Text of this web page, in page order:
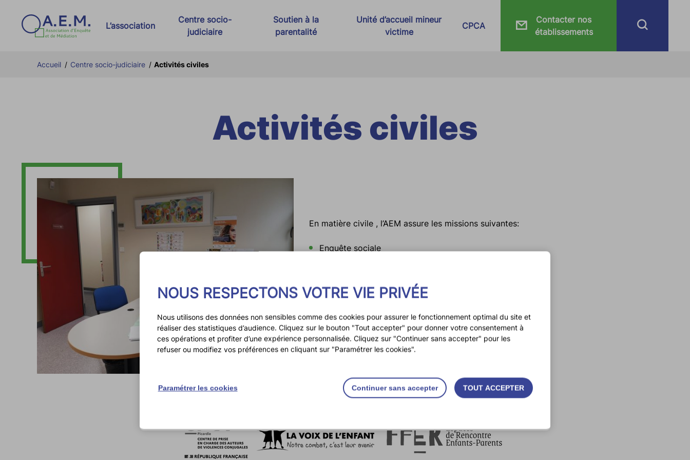
L’association
Présentation d’AEM
Centre socio-
judiciaire
Dispositif AIR et Justice Thérapeutique
Lutte contre la radicalisation
Soutien à la
parentalité
Unité d’accueil mineur
victime
CPCA
Contacter nos
établissements
Accueil / Centre socio-judiciaire / Activités civiles
Activités civiles
En matière civile , l’AEM assure les missions suivantes:
Enquête sociale
Médiation familiale
Espace rencontre
NOUS RESPECTONS VOTRE VIE PRIVÉE
Nous utilisons des données non sensibles comme des cookies pour assurer le fonctionnement optimal du site et
réaliser des statistiques d’audience. Cliquez sur le bouton "Tout accepter" pour donner votre consentement à
ces opérations et profiter d’une expérience personnalisée. Cliquez sur "Continuer sans accepter" pour les
refuser ou modifiez vos préférences en cliquant sur "Paramétrer les cookies".
TOUT ACCEPTER
Continuer sans accepter
Paramétrer les cookies